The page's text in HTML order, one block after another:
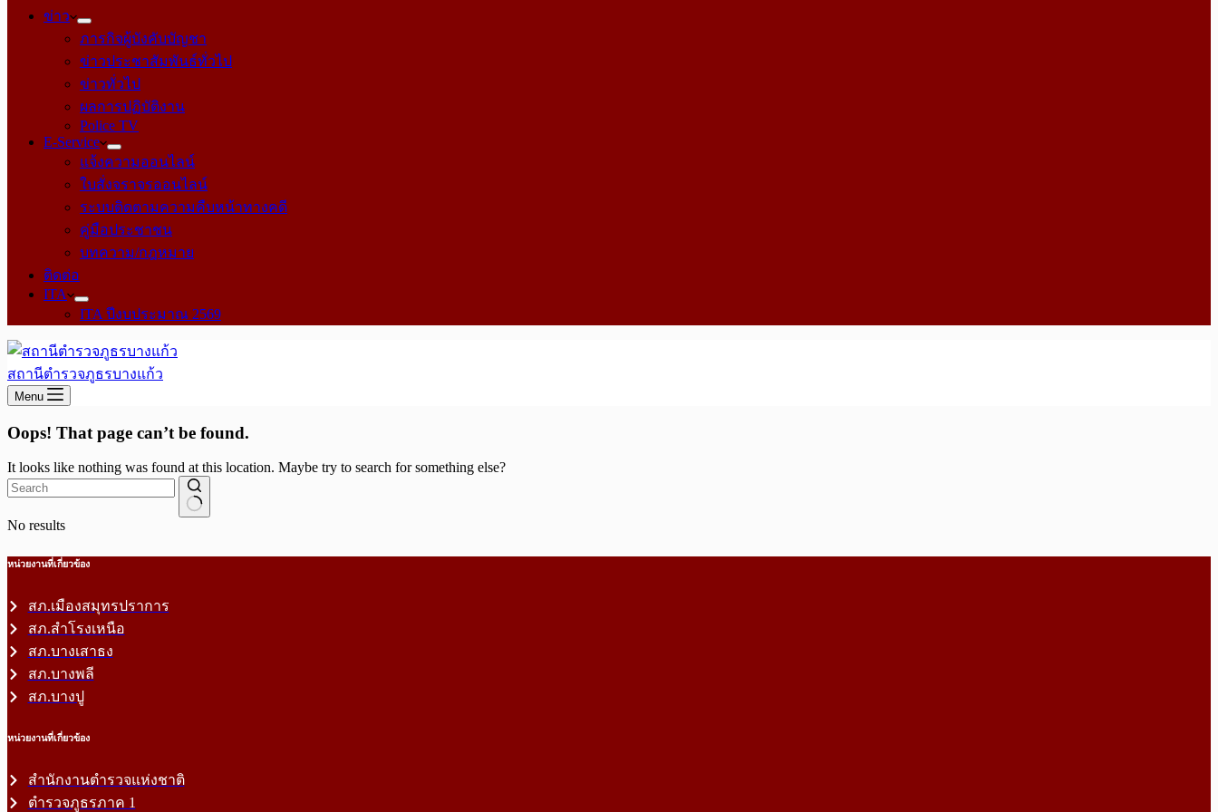
ข่าว
ภารกิจผู้บังคับบัญชา
ข่าวประชาสัมพันธ์ทั่วไป
ข่าวทั่วไป
ผลการปฏิบัติงาน
Police TV
E-Service
แจ้งความออนไลน์
ใบสั่งจราจรออนไลน์
ระบบติดตามความคืบหน้าทางคดี
คู่มือประชาชน
บทความ/กฎหมาย
ติดต่อ
ITA
ITA ปีงบประมาณ 2569
สถานีตำรวจภูธรบางแก้ว
Menu
Oops! That page can’t be found.
It looks like nothing was found at this location. Maybe try to search for something else?
No results
หน่วยงานที่เกี่ยวข้อง
สภ.เมืองสมุทรปราการ
สภ.สำโรงเหนือ
สภ.บางเสาธง
สภ.บางพลี
สภ.บางปู
หน่วยงานที่เกี่ยวข้อง
สำนักงานตำรวจแห่งชาติ
ตำรวจภูธรภาค 1